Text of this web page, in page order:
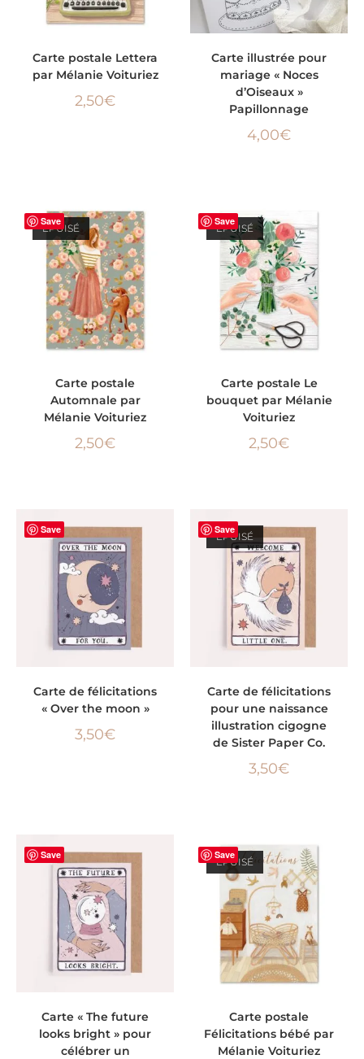
Carte postale Lettera
par Mélanie Voituriez
2,50€
Carte illustrée pour
mariage « Noces
d’Oiseaux »
Papillonnage
4,00€
Save
ÉPUISÉ
Carte postale
Automnale par
Mélanie Voituriez
2,50€
Save
ÉPUISÉ
Carte postale Le
bouquet par Mélanie
Voituriez
2,50€
Save
Carte de félicitations
« Over the moon »
3,50€
Save
ÉPUISÉ
Carte de félicitations
pour une naissance
illustration cigogne
de Sister Paper Co.
3,50€
Save
Carte « The future
looks bright » pour
célébrer un
Save
ÉPUISÉ
Carte postale
Félicitations bébé par
Mélanie Voituriez